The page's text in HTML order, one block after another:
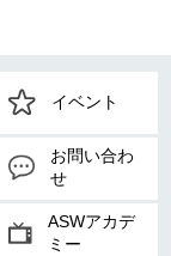
イベント
お問い合わ
せ
ASWアカデ
ミー